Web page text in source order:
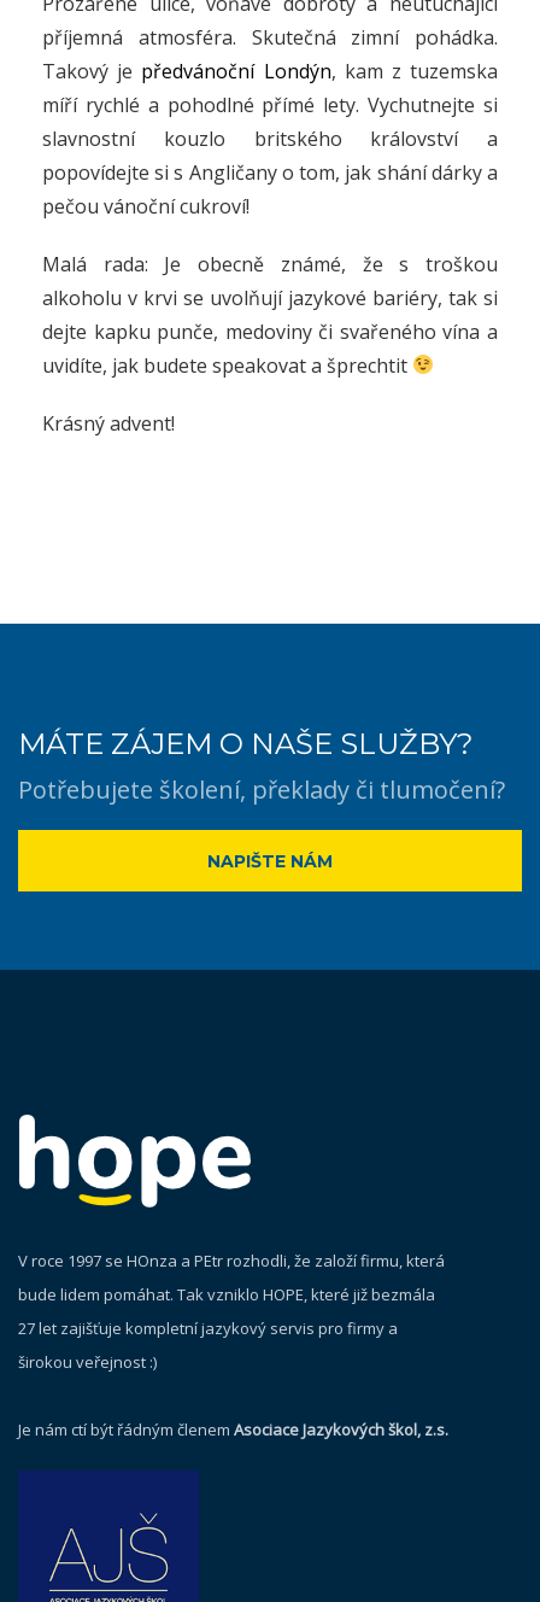
příjemná atmosféra. Skutečná zimní pohádka.
Takový je předvánoční Londýn, kam z tuzemska
míří rychlé a pohodlné přímé lety. Vychutnejte si
slavnostní kouzlo britského království a
popovídejte si s Angličany o tom, jak shání dárky a
pečou vánoční cukroví!
Malá rada: Je obecně známé, že s troškou
alkoholu v krvi se uvolňují jazykové bariéry, tak si
dejte kapku punče, medoviny či svařeného vína a
uvidíte, jak budete speakovat a šprechtit
Krásný advent!
MÁTE ZÁJEM O NAŠE SLUŽBY?
Potřebujete školení, překlady či tlumočení?
NAPIŠTE NÁM
V roce 1997 se HOnza a PEtr rozhodli, že založí firmu, která
bude lidem pomáhat. Tak vzniklo HOPE, které již bezmála
27 let zajišťuje kompletní jazykový servis pro firmy a
širokou veřejnost :)
Je nám ctí být řádným členem Asociace Jazykových škol, z.s.